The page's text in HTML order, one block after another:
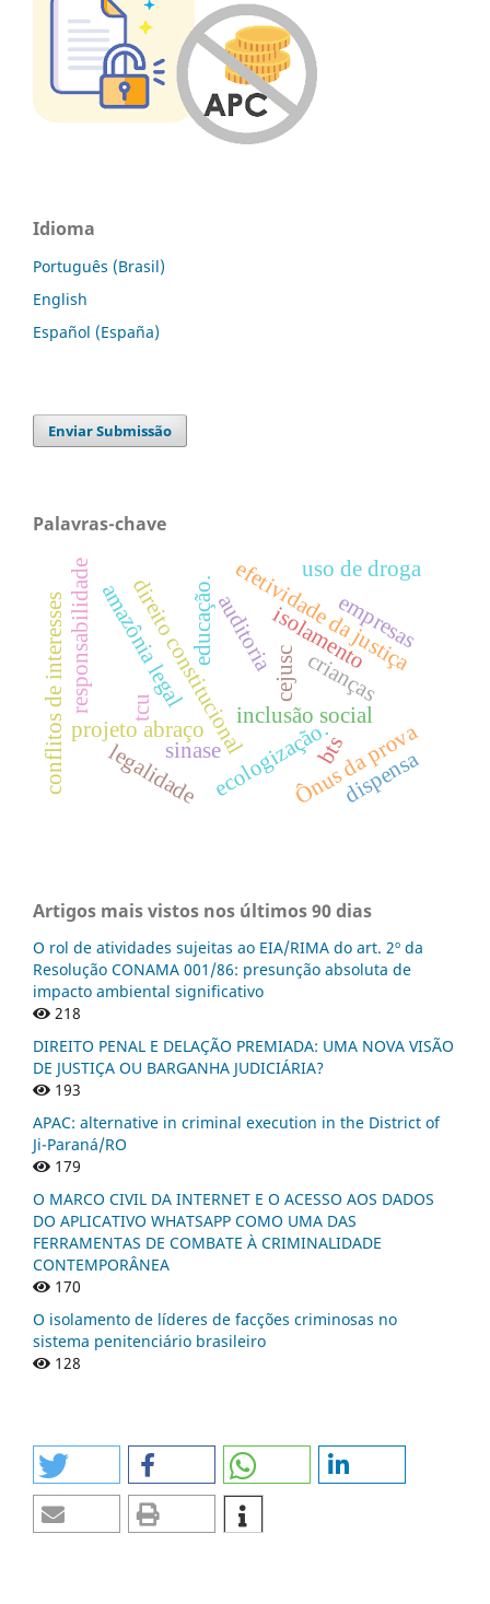
Idioma
Português (Brasil)
English
Español (España)
Enviar Submissão
Palavras-chave
direito constitucional isolamento
inclusão social
educação.
projeto abraço
efetividade da justiça
cejusc
conflitos de interesses crianças
sinase
amazônia legal
responsabilidade
ecologização.Ônus da prova
btsdispensa
legalidade
uso de droga
auditoria empresas
tcu
Artigos mais vistos nos últimos 90 dias
O rol de atividades sujeitas ao EIA/RIMA do art. 2º da
Resolução CONAMA 001/86: presunção absoluta de
impacto ambiental significativo
218
DIREITO PENAL E DELAÇÃO PREMIADA: UMA NOVA VISÃO
DE JUSTIÇA OU BARGANHA JUDICIÁRIA?
193
APAC: alternative in criminal execution in the District of
Ji-Paraná/RO
179
O MARCO CIVIL DA INTERNET E O ACESSO AOS DADOS
DO APLICATIVO WHATSAPP COMO UMA DAS
FERRAMENTAS DE COMBATE À CRIMINALIDADE
CONTEMPORÂNEA
170
O isolamento de líderes de facções criminosas no
sistema penitenciário brasileiro
128